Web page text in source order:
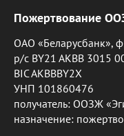
Пожертвование
ОАО «Беларусбанк»,
р/с BY21 AKBB 3015
BIC AKBBBY2X
УНП 101860476
получатель: ООЗЖ
назначение: